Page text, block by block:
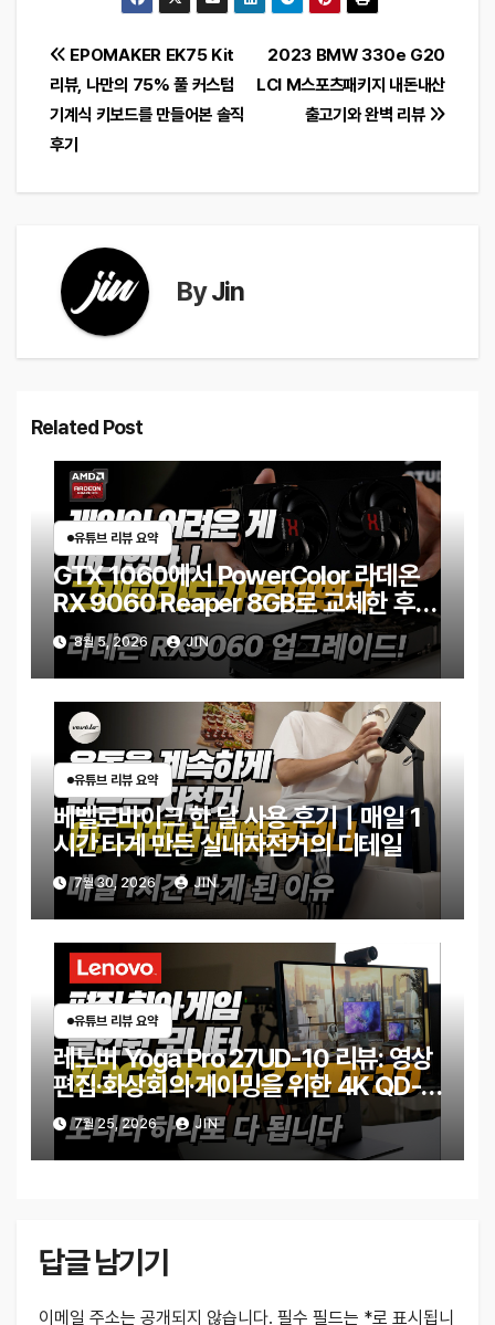
글
탐
색
2023 BMW 330e G20
LCI M스포츠패키지 내돈내산
출고기와 완벽 리뷰
EPOMAKER EK75 Kit
리뷰, 나만의 75% 풀 커스텀
기계식 키보드를 만들어본 솔직
후기
ByJin
Related Post
유튜브 리뷰 요약
GTX 1060에서 PowerColor 라데온
RX 9060 Reaper 8GB로 교체한 후기
｜엘든링·몬스터 헌터 와일즈 체감 변화
8월 5, 2026 JIN
유튜브 리뷰 요약
베벨로바이크 한 달 사용 후기｜매일 1
시간 타게 만든 실내자전거의 디테일
7월 30, 2026 JIN
유튜브 리뷰 요약
레노버 Yoga Pro 27UD-10 리뷰: 영상
편집·화상회의·게이밍을 위한 4K QD-
OLED 모니터
7월 25, 2026 JIN
답글 남기기
이메일 주소는 공개되지 않습니다. 필수 필드는 *로 표시됩니